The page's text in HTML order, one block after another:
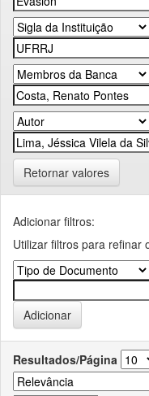
Retornar valores
Adicionar filtros:
Utilizar filtros para refinar
Resultados/Página